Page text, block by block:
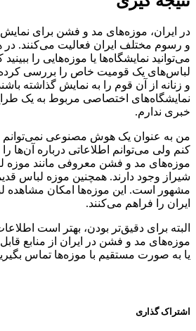
در ایران، موزه‌های مد و فشن برای
و رسوم مختلف ایران فعالیت می‌کنند. در
می‌توانید نمایشگاه‌ها یا موزه‌هایی را
لباس‌های یک قومیت خاص را بررسی کرده
و زنانه از آن قوم را به نمایش گذاشته
نمایشگاه‌های اختصاصی مربوط به یک
خبری ندارم.
من به عنوان یک هوش مصنوعی نمی‌توانم
کنم ولی می‌توانم اطلاعاتی درباره آن‌ها را
موزه‌های مد و فشن معروفی مانند موزه
شیراز وجود دارند. همچنین موزه لباس
مشهور است. این موزه‌ها امکان مشاهده
ایران را فراهم می‌کنند.
البته برای دقیق‌تر بودن، بهتر است
موزه‌های مد و فشن در ایران از منابع
یا به صورت مستقیم با موزه‌ها تماس
اشتراک گذاری